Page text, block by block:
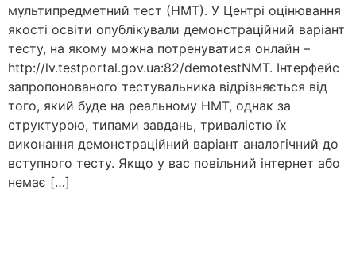
мультипредметний тест (НМТ). У Центрі оцінювання
якості освіти опублікували демонстраційний варіант
тесту, на якому можна потренуватися онлайн –
http://lv.testportal.gov.ua:82/demotestNMT. Інтерфейс
запропонованого тестувальника відрізняється від
того, який буде на реальному НМТ, однак за
структурою, типами завдань, тривалістю їх
виконання демонстраційний варіант аналогічний до
вступного тесту. Якщо у вас повільний інтернет або
немає […]